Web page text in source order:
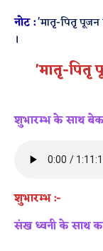
नोट :'मातृ-पितृ पूजन
।
'मातृ-पितृ
शुभारम्भ के साथ
शुभारम्भ :-
संख ध्वनी के साथ